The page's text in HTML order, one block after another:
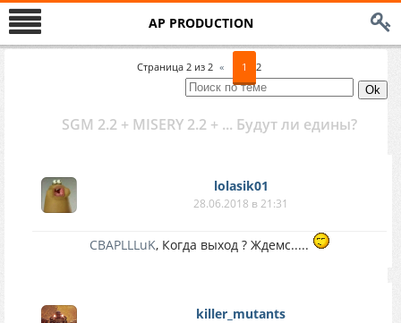
AP PRODUCTION
Страница 2 из 2 « 1 2
SGM 2.2 + MISERY 2.2 + ... Будут ли едины?
lolasik01
28.06.2018 в 21:31
CBAPLLLuK, Когда выход ? Ждемс.....
killer_mutants